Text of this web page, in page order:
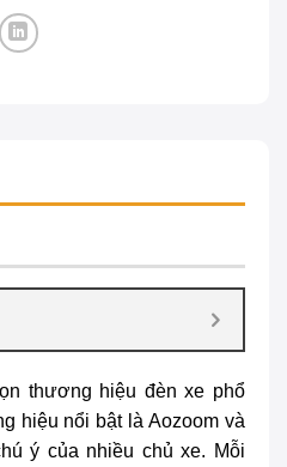
thương hiệu đèn xe phổ
hiệu nổi bật là Aozoom và
ý của nhiều chủ xe. Mỗi